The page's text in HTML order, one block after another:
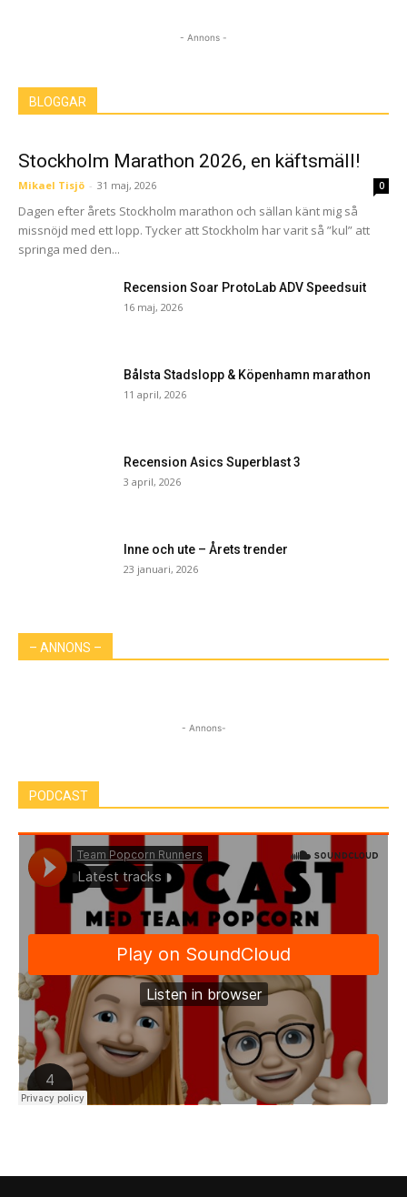
- Annons -
BLOGGAR
Stockholm Marathon 2026, en käftsmäll!
Mikael Tisjö - 31 maj, 2026 0
Dagen efter årets Stockholm marathon och sällan känt mig så
missnöjd med ett lopp. Tycker att Stockholm har varit så ”kul” att
springa med den...
Recension Soar ProtoLab ADV Speedsuit
16 maj, 2026
Bålsta Stadslopp & Köpenhamn marathon
11 april, 2026
Recension Asics Superblast 3
3 april, 2026
Inne och ute – Årets trender
23 januari, 2026
– ANNONS –
- Annons-
PODCAST